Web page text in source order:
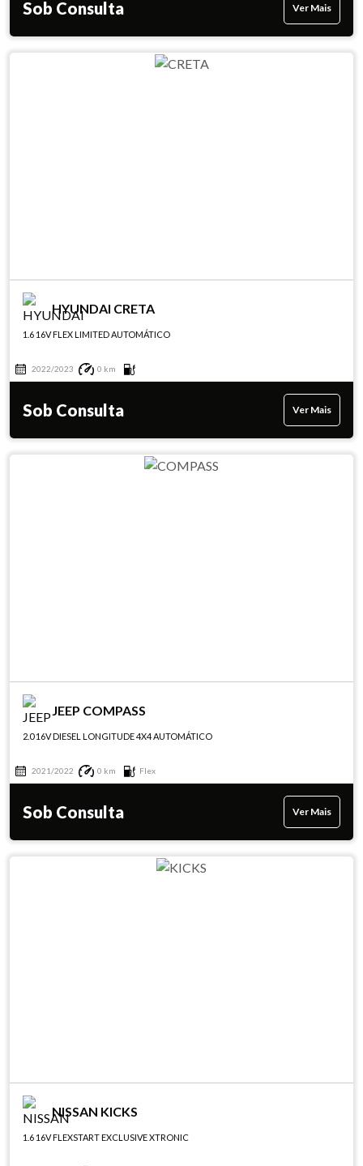
Sob Consulta Ver Mais
HYUNDAI CRETA
1.6 16V FLEX LIMITED AUTOMÁTICO
2022/2023 0 km
Sob Consulta Ver Mais
JEEP COMPASS
2.0 16V DIESEL LONGITUDE 4X4 AUTOMÁTICO
2021/2022 0 km Flex
Sob Consulta Ver Mais
NISSAN KICKS
1.6 16V FLEXSTART EXCLUSIVE XTRONIC